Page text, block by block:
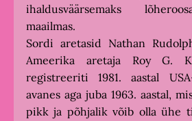
ihaldusväärsemaks
maailmas.
Sordi aretasid Nathan
Ameerika aretaja Roy G.
registreeriti 1981. aastal
avanes aga juba 1963. aastal,
pikk ja põhjalik võib olla ühe